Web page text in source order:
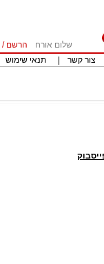
שלום אורח הרשם /
צור קשר תנאי שימוש